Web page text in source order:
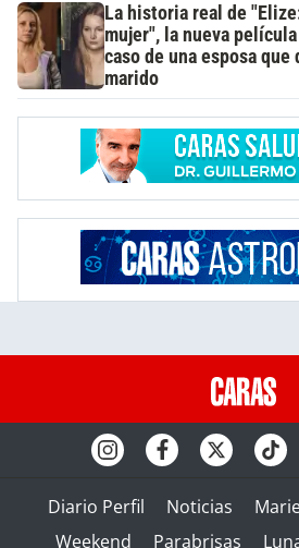
La historia real de
mujer", la nueva
caso de una esposa que
marido
Diario Perfil Noticias
Weekend
Parabrisas